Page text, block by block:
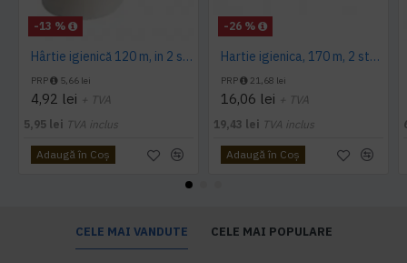
-13 %
Hârtie igienică 120 m, in 2 straturi, extra albă, Mini Jumbo, AQAS
PRP 5,66 lei
4,92 lei + TVA
5,95 lei TVA inclus
Adaugă în Coş
-26 %
Hartie igienica, 170 m, 2 straturi, Tork
PRP 21,68 lei
16,06 lei + TVA
19,43 lei TVA inclus
Adaugă în Coş
CELE MAI VANDUTE CELE MAI POPULARE